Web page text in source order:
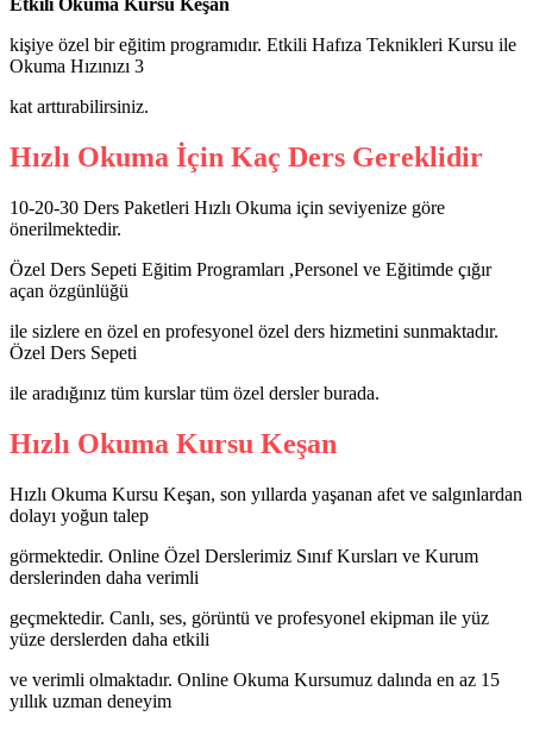
Etkili Okuma Kursu Keşan
kişiye özel bir eğitim programıdır. Etkili Hafıza Teknikleri Kursu ile
Okuma Hızınızı 3
kat arttırabilirsiniz.
Hızlı Okuma İçin Kaç Ders Gereklidir
10-20-30 Ders Paketleri Hızlı Okuma için seviyenize göre
önerilmektedir.
Özel Ders Sepeti Eğitim Programları ,Personel ve Eğitimde çığır
açan özgünlüğü
ile sizlere en özel en profesyonel özel ders hizmetini sunmaktadır.
Özel Ders Sepeti
ile aradığınız tüm kurslar tüm özel dersler burada.
Hızlı Okuma Kursu Keşan
Hızlı Okuma Kursu Keşan, son yıllarda yaşanan afet ve salgınlardan
dolayı yoğun talep
görmektedir. Online Özel Derslerimiz Sınıf Kursları ve Kurum
derslerinden daha verimli
geçmektedir. Canlı, ses, görüntü ve profesyonel ekipman ile yüz
yüze derslerden daha etkili
ve verimli olmaktadır. Online Okuma Kursumuz dalında en az 15
yıllık uzman deneyim